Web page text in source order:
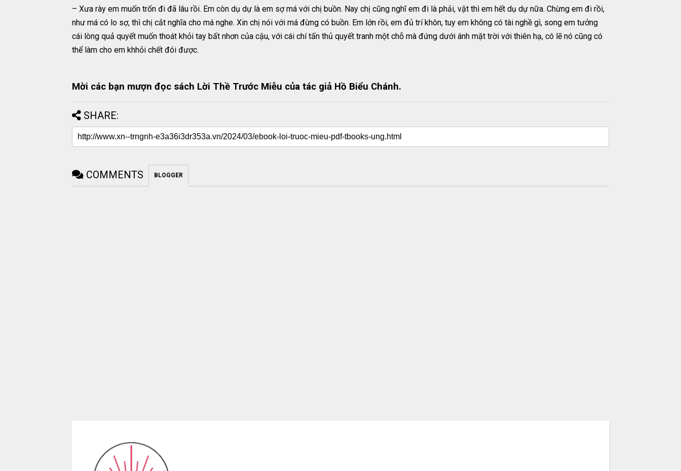
– Xưa rày em muốn trốn đi đã lâu rồi. Em còn dụ dự là em sợ má với chị buồn. Nay chị cũng nghĩ em đi là phải, vật thì em hết dụ dự nữa. Chừng em đi rồi,
như má có lo sợ, thì chị cắt nghĩa cho má nghe. Xin chị nói với má đừng có buồn. Em lớn rồi, em đủ trí khôn, tuy em không có tài nghề gì, song em tưởng
cái lòng quả quyết muốn thoát khỏi tay bất nhơn của cậu, với cái chí tấn thủ quyết tranh một chỗ mà đứng dưới ánh mặt trời với thiên hạ, có lẽ nó cũng có
thể làm cho em khhỏi chết đói được.
Mời các bạn mượn đọc sách Lời Thề Trước Miễu của tác giả Hồ Biểu Chánh.
SHARE:
COMMENTS BLOGGER